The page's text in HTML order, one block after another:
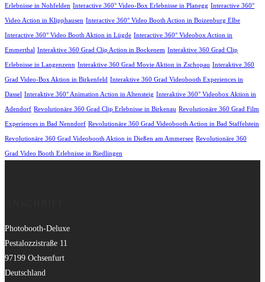
Erlebnisse in Nohfelden Interactive 360° Video-Box Erlebnisse in Planegg Interactive 360°
Video Action in Klipphausen Interactive 360° Video Booth Action in Boizenburg Elbe
Interactive 360° Video Booth Aktion in Lügde Interactive 360° Videobox Action in
Emmerthal Interaktive 360 Grad Clip Action in Bockenem Interaktive 360 Grad Clip
Erlebnisse in Langenzenn Interaktive 360 Grad Movie Aktion in Zschopau Interaktive 360
Grad Video-Box Aktion in Birkenfeld Interaktive 360 Grad Videobooth Experiences in
Dassel Interaktive 360° Animation Action in Altensteig Interaktive 360° Videobox Aktion in
Adendorf Revolutionäre 360 Grad Clip Erlebnisse in Birkenau Revolutionäre 360 Grad Film
Experiences in Bad Nenndorf Revolutionäre 360 Grad Videobooth Action in Bad Staffelstein
Revolutionäre 360 Grad Videobooth Aktion in Dießen am Ammersee Revolutionäre 360
Grad Video Booth Erlebnisse in Riedlingen
Photobooth-Deluxe
Pestalozzistraße 11
97199 Ochsenfurt
Deutschland